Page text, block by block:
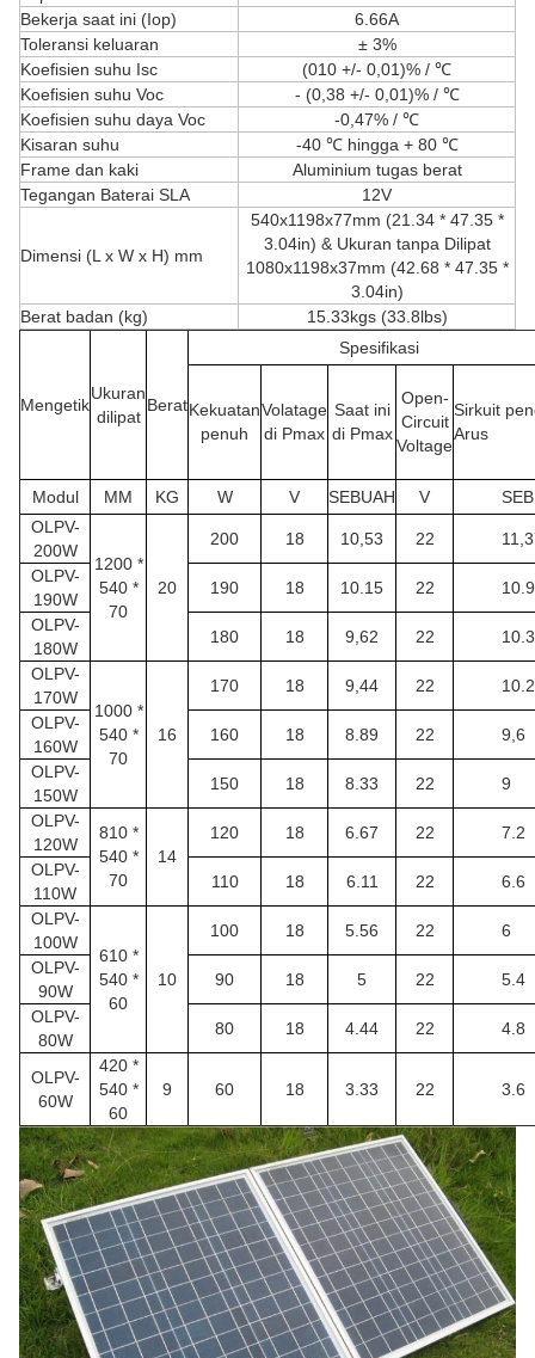
Bekerja saat ini (Iop)
6.66A
Toleransi keluaran
± 3%
Koefisien suhu Isc
(010 +/- 0,01)% / ℃
Koefisien suhu Voc
- (0,38 +/- 0,01)% / ℃
Koefisien suhu daya Voc
-0,47% / ℃
Kisaran suhu
-40 ℃ hingga + 80 ℃
Frame dan kaki
Aluminium tugas berat
Tegangan Baterai SLA
12V
Dimensi (L x W x H) mm
540x1198x77mm (21.34 * 47.35 *
3.04in) & Ukuran tanpa Dilipat
1080x1198x37mm (42.68 * 47.35 *
3.04in)
Berat badan (kg)
15.33kgs (33.8lbs)
Mengetik
Ukuran
dilipat
Berat
Spesifikasi
Kekuatan
penuh
Volatage
di Pmax
Saat ini
di Pmax
Open-
Circuit
Voltage
Sirkuit
Arus
Modul MM KG W V SEBUAH V
OLPV-
200W
1200 *
540 *
70
20
200 18 10,53 22
OLPV-
190W
190 18 10.15 22
OLPV-
180W
180 18 9,62 22
OLPV-
170W
1000 *
540 *
70
16
170 18 9,44 22
10.2
OLPV-
160W
160 18 8.89 22
9,6
OLPV-
150W
150 18 8.33 22
9
OLPV-
120W
810 *
540 *
70
14
120 18 6.67 22
7.2
OLPV-
110W
110 18 6.11 22
6.6
OLPV-
100W
610 *
540 *
60
10
100 18 5.56 22
6
OLPV-
90W
90 18 5 22
5.4
OLPV-
80W
80 18 4.44 22 4.8
OLPV-
60W
420 *
540 *
60
9 60 18 3.33 22 3.6